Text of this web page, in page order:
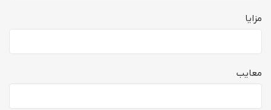
مزایا
معایب